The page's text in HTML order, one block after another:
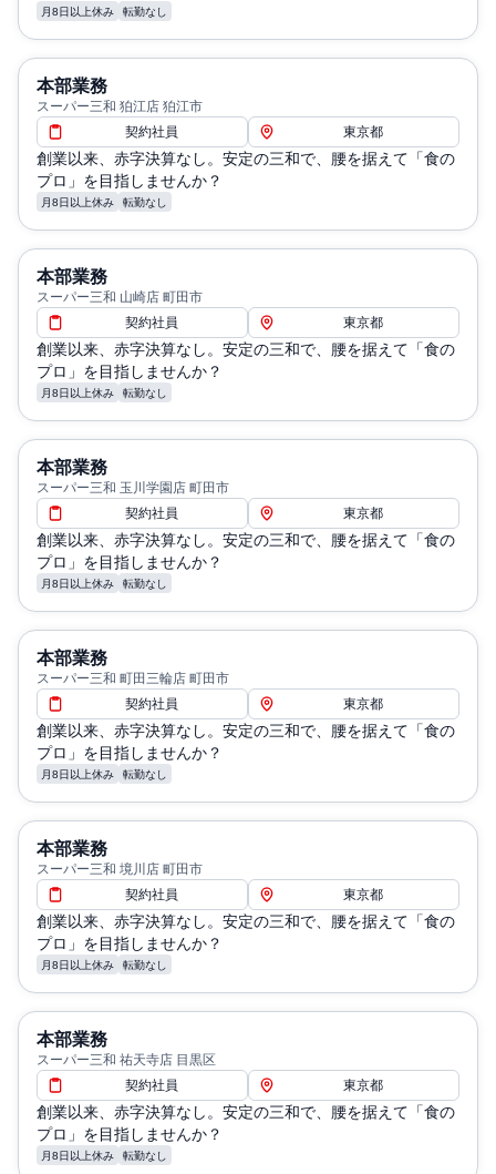
月8日以上休み 転勤なし
本部業務
スーパー三和 狛江店 狛江市
契約社員
東京都
創業以来、赤字決算なし。安定の三和で、腰を据えて「食の
プロ」を目指しませんか？
月8日以上休み 転勤なし
本部業務
スーパー三和 山崎店 町田市
契約社員
東京都
創業以来、赤字決算なし。安定の三和で、腰を据えて「食の
プロ」を目指しませんか？
月8日以上休み 転勤なし
本部業務
スーパー三和 玉川学園店 町田市
契約社員
東京都
創業以来、赤字決算なし。安定の三和で、腰を据えて「食の
プロ」を目指しませんか？
月8日以上休み 転勤なし
本部業務
スーパー三和 町田三輪店 町田市
契約社員
東京都
創業以来、赤字決算なし。安定の三和で、腰を据えて「食の
プロ」を目指しませんか？
月8日以上休み 転勤なし
本部業務
スーパー三和 境川店 町田市
契約社員
東京都
創業以来、赤字決算なし。安定の三和で、腰を据えて「食の
プロ」を目指しませんか？
月8日以上休み 転勤なし
本部業務
スーパー三和 祐天寺店 目黒区
契約社員
東京都
創業以来、赤字決算なし。安定の三和で、腰を据えて「食の
プロ」を目指しませんか？
月8日以上休み 転勤なし